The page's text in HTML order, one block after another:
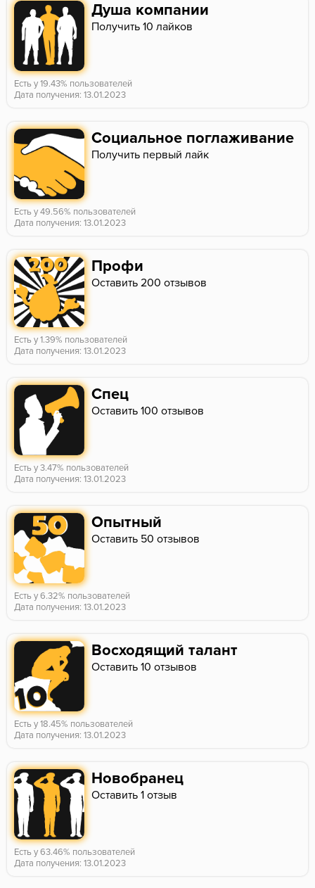
Душа компании
Получить 10 лайков
Есть у 19.43% пользователей
Дата получения: 13.01.2023
Социальное поглаживание
Получить первый лайк
Есть у 49.56% пользователей
Дата получения: 13.01.2023
Профи
Оставить 200 отзывов
Есть у 1.39% пользователей
Дата получения: 13.01.2023
Спец
Оставить 100 отзывов
Есть у 3.47% пользователей
Дата получения: 13.01.2023
Опытный
Оставить 50 отзывов
Есть у 6.32% пользователей
Дата получения: 13.01.2023
Восходящий талант
Оставить 10 отзывов
Есть у 18.45% пользователей
Дата получения: 13.01.2023
Новобранец
Оставить 1 отзыв
Есть у 63.46% пользователей
Дата получения: 13.01.2023